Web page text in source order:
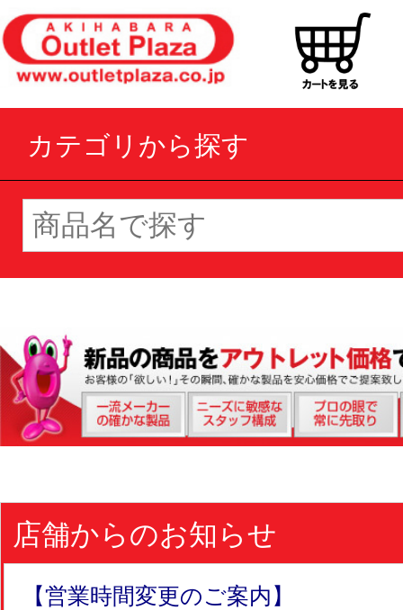
カテゴリから探す
店舗からのお知らせ
【営業時間変更のご案内】